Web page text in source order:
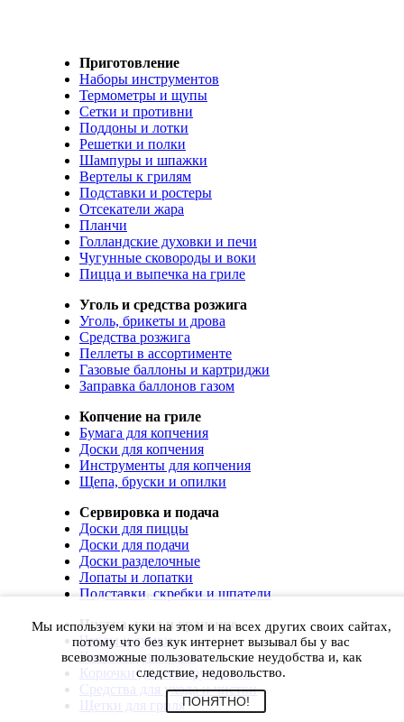
Приготовление
Наборы инструментов
Термометры и щупы
Сетки и противни
Поддоны и лотки
Решетки и полки
Шампуры и шпажки
Вертелы к грилям
Подставки и ростеры
Отсекатели жара
Планчи
Голландские духовки и печи
Чугунные сковороды и воки
Пицца и выпечка на гриле
Уголь и средства розжига
Уголь, брикеты и дрова
Средства розжига
Пеллеты в ассортименте
Газовые баллоны и картриджи
Заправка баллонов газом
Копчение на гриле
Бумага для копчения
Доски для копчения
Инструменты для копчения
Щепа, бруски и опилки
Сервировка и подача
Доски для пиццы
Доски для подачи
Доски разделочные
Лопаты и лопатки
Подставки, скребки и шпатели
Чистка, уход и хранение
Чехлы и сумки
Коврики для гриля
Корючки для инструментов
Средства для ухода и чистки
Щетки для гриля
Мы используем куки на этом и на всех других своих сайтах,
потому что без кук интернет вызывал бы у вас
всевозможные пользовательские неудобства и, как
следствие, недовольство.
ПОНЯТНО!